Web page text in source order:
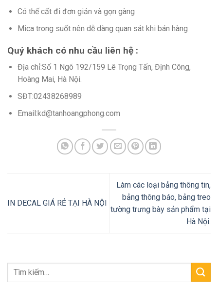
Có thế cất đi đơn giản và gọn gàng
Mica trong suốt nên dễ dàng quan sát khi bán hàng
Quý khách có nhu cầu liên hệ :
Địa chỉ:Số 1 Ngõ 192/159 Lê Trọng Tấn, Định Công,
Hoàng Mai, Hà Nội.​
SĐT:02438268989
Email:kd@tanhoangphong.com
IN DECAL GIÁ RẺ TẠI HÀ NỘI
Làm các loại bảng thông tin,
bảng thông báo, bảng treo
tường trưng bày sản phẩm tại
Hà Nội.